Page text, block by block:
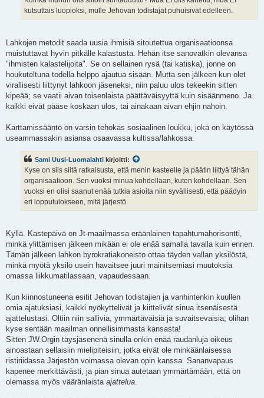
kutsuttais luopioksi, mulle Jehovan todistajat puhuisivat edelleen.
Lahkojen metodit saada uusia ihmisiä sitoutettua organisaatioonsa
muistuttavat hyvin pitkälle kalastusta. Hehän itse sanovatkin olevansa
"ihmisten kalastelijoita". Se on sellainen rysä (tai katiska), jonne on
houkuteltuna todella helppo ajautua sisään. Mutta sen jälkeen kun olet
virallisesti liittynyt lahkoon jäseneksi, niin paluu ulos tekeekin sitten
kipeää; se vaatii aivan toisenlaista päättäväisyyttä kuin sisäänmeno. Ja
kaikki eivät pääse koskaan ulos, tai ainakaan aivan ehjin nahoin.
Karttamissääntö on varsin tehokas sosiaalinen loukku, joka on käytössä
useammassakin asiansa osaavassa kultissa/lahkossa.
Sami Uusi-Luomalahti kirjoitti:
Kyse on siis siitä ratkaisusta, että menin kasteelle ja päätin liittyä tähän
organisaatioon. Sen vuoksi minua kohdellaan, kuten kohdellaan. Sen
vuoksi en olisi saanut enää tutkia asioita niin syvällisesti, että päädyin
eri lopputulokseen, mitä järjestö.
Kyllä. Kastepäivä on Jt-maailmassa eräänlainen tapahtumahorisontti,
minkä ylittämisen jälkeen mikään ei ole enää samalla tavalla kuin ennen.
Tämän jälkeen lahkon byrokratiakoneisto ottaa täyden vallan yksilöstä,
minkä myötä yksilö usein havaitsee juuri mainitsemiasi muutoksia
omassa liikkumatilassaan, vapaudessaan.
Kun kiinnostuneena esitit Jehovan todistajien ja vanhintenkin kuullen
omia ajatuksiasi, kaikki nyökyttelivät ja kiittelivät sinua itsenäisestä
ajattelustasi. Oltiin niin sallivia, ymmärtäväisiä ja suvaitsevaisia; olihan
kyse sentään maailman onnellisimmasta kansasta!
Sitten JW.Orgin täysjäsenenä sinulla onkin enää raudanluja oikeus
ainoastaan sellaisiin mielipiteisiin, jotka eivät ole minkäänlaisessa
ristiriidassa Järjestön voimassa olevan opin kanssa. Sananvapaus
kapenee merkittävästi, ja pian sinua autetaan ymmärtämään, että on
olemassa myös vääränlaista ajattelua.